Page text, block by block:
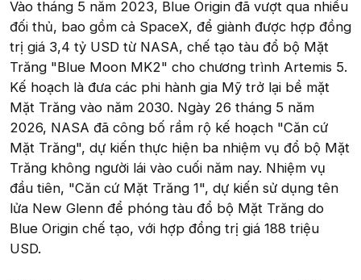
Vào tháng 5 năm 2023, Blue Origin đã vượt qua nhiều
đối thủ, bao gồm cả SpaceX, để giành được hợp đồng
trị giá 3,4 tỷ USD từ NASA, chế tạo tàu đổ bộ Mặt
Trăng "Blue Moon MK2" cho chương trình Artemis 5.
Kế hoạch là đưa các phi hành gia Mỹ trở lại bề mặt
Mặt Trăng vào năm 2030. Ngày 26 tháng 5 năm
2026, NASA đã công bố rầm rộ kế hoạch "Căn cứ
Mặt Trăng", dự kiến thực hiện ba nhiệm vụ đổ bộ Mặt
Trăng không người lái vào cuối năm nay. Nhiệm vụ
đầu tiên, "Căn cứ Mặt Trăng 1", dự kiến sử dụng tên
lửa New Glenn để phóng tàu đổ bộ Mặt Trăng do
Blue Origin chế tạo, với hợp đồng trị giá 188 triệu
USD.